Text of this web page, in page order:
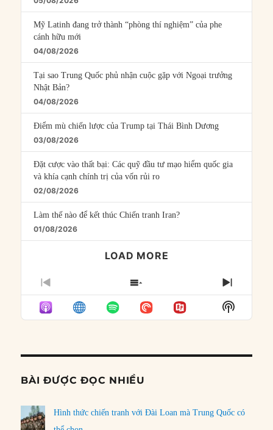
Mỹ Latinh đang trở thành “phòng thí nghiệm” của phe
cánh hữu mới
04/08/2026
Tại sao Trung Quốc phủ nhận cuộc gặp với Ngoại trưởng
Nhật Bản?
04/08/2026
Điểm mù chiến lược của Trump tại Thái Bình Dương
03/08/2026
Đặt cược vào thất bại: Các quỹ đầu tư mạo hiểm quốc gia
và khía cạnh chính trị của vốn rủi ro
02/08/2026
Làm thế nào để kết thúc Chiến tranh Iran?
01/08/2026
LOAD MORE
PREVIOUS
EPISODE
SHOW
EPISODES
LIST
NEXT
Show
Podcast
BÀI ĐƯỢC ĐỌC NHIỀU
Hình thức chiến tranh với Đài Loan mà Trung Quốc có